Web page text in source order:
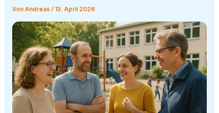
VonAndreas/ 13. April 2026